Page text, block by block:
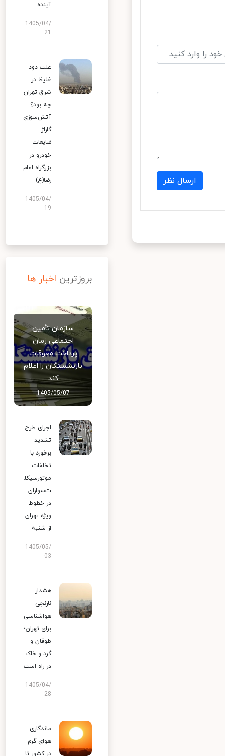
ارسال نظر
آینده
1405/04/
علت دود
غلیظ در
شرق تهران
چه بود؟
آتش‌سوزی
گاراژ
ضایعات
خودرو در
بزرگراه امام
رضا(ع)
1405/04/
19
بروزترین اخبار ها
سازمان تأمین
اجتماعی زمان
پرداخت معوقات
بازنشستگان را اعلام
کند
1405/05/07
اجرای طرح
تشدید
برخورد با
تخلفات
موتورسیکل
ت‌سواران
در خطوط
ویژه تهران
از شنبه
1405/05/
03
هشدار
نارنجی
هواشناسی
برای تهران؛
طوفان و
گرد و خاک
در راه است
1405/04/
28
ماندگاری
هوای گرم
در کشور تا